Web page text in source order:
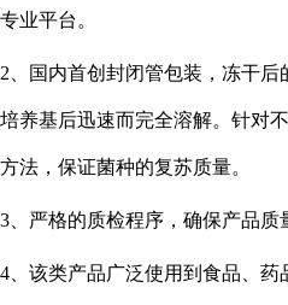
专业平台。
2、国内首创封闭管包装，冻干
培养基后迅速而完全溶解。针对
方法，保证菌种的复苏质量。
3、严格的质检程序，确保产品质
4、该类产品广泛使用到食品、